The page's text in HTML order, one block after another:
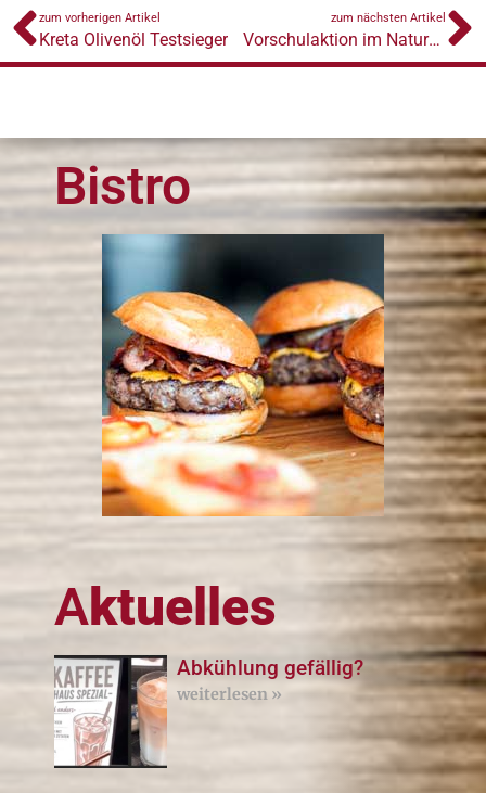
zum vorherigen Artikel
Kreta Olivenöl Testsieger
zum nächsten Artikel
Vorschulaktion im Naturhaus
Bistro
Aktuelles
Abkühlung gefällig?
weiterlesen »